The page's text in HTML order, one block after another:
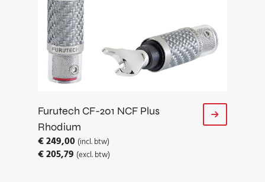
Furutech CF-201 NCF Plus
Rhodium
€249,00 (incl. btw)
€205,79 (excl. btw)